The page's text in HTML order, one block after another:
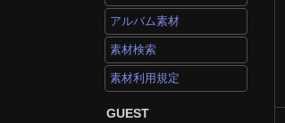
アルバム素材
素材検索
素材利用規定
GUEST